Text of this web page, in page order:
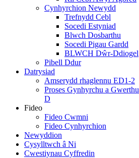
Cynhyrchion Newydd
Trefnydd Cebl
Socedi Estyniad
Blwch Dosbarthu
Socedi Pigau Gardd
BLWCH Dŵr-Ddiogel
Pibell Ddur
Datrysiad
Amserydd rhaglennu ED1-2
Proses Gynhyrchu a
D
Fideo
Fideo Cwmni
Fideo Cynhyrchion
Newyddion
Cysylltwch â Ni
Cwestiynau Cyffredin